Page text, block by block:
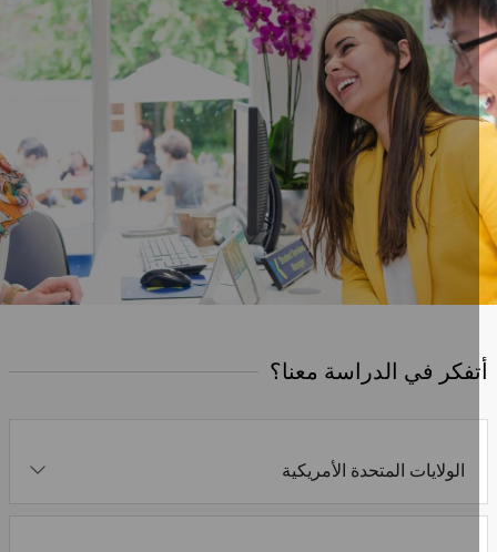
في الدراسة معنا؟
الولايات المتحدة الأمريكية